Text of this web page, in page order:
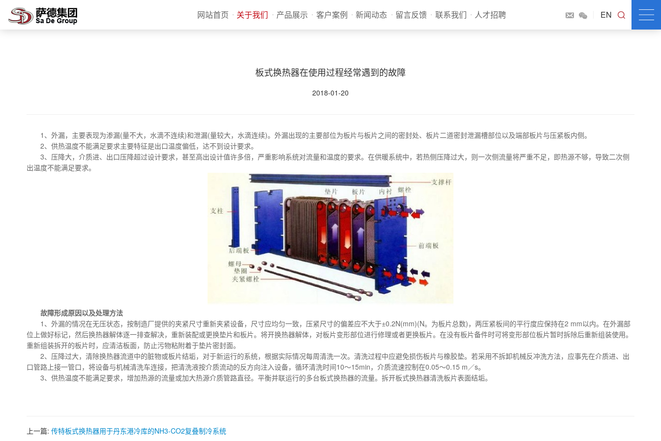
EN
网站首页 关于我们 产品展示 客户案例 新闻动态 留言反馈 联系我们 人才招聘
板式换热器在使用过程经常遇到的故障
2018-01-20
1、外漏，主要表现为渗漏(量不大，水滴不连续)和泄漏(量较大，水滴连续)。外漏出现的主要部位为板片与板片之间的密封处、板片二道密封泄漏槽部位以及端部板片与压紧板内侧。
2、供热温度不能满足要求主要特征是出口温度偏低，达不到设计要求。
3、压降大，介质进、出口压降超过设计要求，甚至高出设计值许多倍，严重影响系统对流量和温度的要求。在供暖系统中，若热侧压降过大，则一次侧流量将严重不足，即热源不够，导致二次侧
出温度不能满足要求。
故障形成原因以及处理方法
1、外漏的情况在无压状态，按制造厂提供的夹紧尺寸重新夹紧设备，尺寸应均匀一致，压紧尺寸的偏差应不大于±0.2N(mm)(N。为板片总数)，两压紧板间的平行度应保持在2 mm以内。在外漏部
位上做好标记，然后换热器解体逐一排查解决，重新装配或更换垫片和板片。将开换热器解体，对板片变形部位进行修理或者更换板片。在没有板片备件时可将变形部位板片暂时拆除后重新组装使用。
重新组装拆开的板片时，应清洁板面，防止污物粘附着于垫片密封面。
2、压降过大，清除换热器流道中的脏物或板片结垢，对于新运行的系统，根据实际情况每周清洗一次。清洗过程中应避免损伤板片与橡胶垫。若采用不拆卸机械反冲洗方法，应事先在介质进、出
口管路上接一管口，将设备与机械清洗车连接，把清洗液按介质流动的反方向注入设备，循环清洗时间10～15min，介质流速控制在0.05～0.15 m／s。
3、供热温度不能满足要求，增加热源的流量或加大热源介质管路直径。平衡并联运行的多台板式换热器的流量。拆开板式换热器清洗板片表面结垢。
上一篇: 传特板式换热器用于丹东港冷库的NH3-CO2复叠制冷系统